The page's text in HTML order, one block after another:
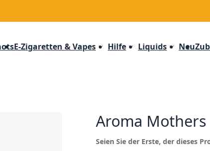
E-Zigaretten & Vapes Hilfe Liquids Neu
Aroma
Seien Sie der Erste, der dieses